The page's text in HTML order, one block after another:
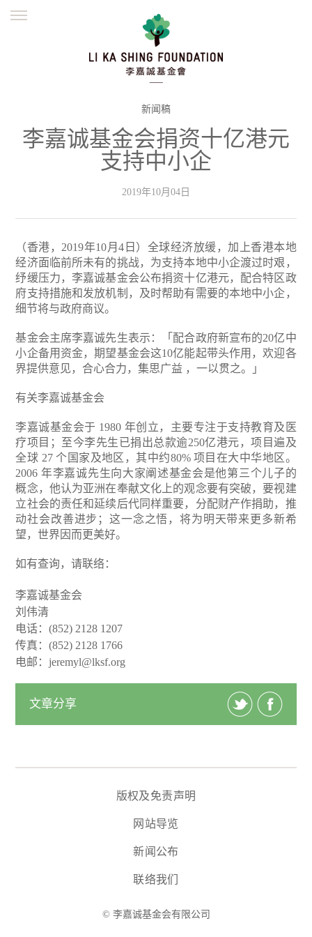
並肩同行
繁體
新闻稿
李嘉诚基金会捐资十亿港元
支持中小企
2019年10月04日
（香港，2019年10月4日）全球经济放缓，加上香港本地
经济面临前所未有的挑战，为支持本地中小企渡过时艰，
纾缓压力，李嘉诚基金会公布捐资十亿港元，配合特区政
府支持措施和发放机制，及时帮助有需要的本地中小企，
细节将与政府商议。
基金会主席李嘉诚先生表示：「配合政府新宣布的20亿中
小企备用资金，期望基金会这10亿能起带头作用，欢迎各
界提供意见，合心合力，集思广益 ，一以贯之。」
有关李嘉诚基金会
李嘉诚基金会于 1980 年创立，主要专注于支持教育及医
疗项目；至今李先生已捐出总款逾250亿港元，项目遍及
全球 27 个国家及地区，其中约80% 项目在大中华地区。
2006 年李嘉诚先生向大家阐述基金会是他第三个儿子的
概念，他认为亚洲在奉献文化上的观念要有突破，要视建
立社会的责任和延续后代同样重要，分配财产作捐助，推
动社会改善进步；这一念之悟，将为明天带来更多新希
望，世界因而更美好。
如有查询，请联络：
李嘉诚基金会
刘伟清
电话：(852) 2128 1207
传真：(852) 2128 1766
电邮：jeremyl@lksf.org
文章分享
版权及免责声明
网站导览
新闻公布
联络我们
© 李嘉诚基金会有限公司